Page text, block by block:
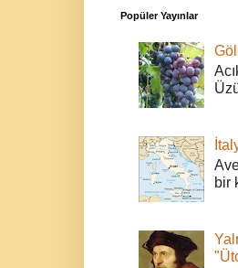
Popüler Yayınlar
bir